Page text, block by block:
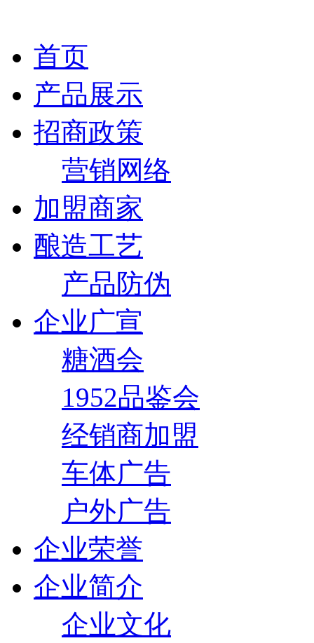
首页
产品展示
招商政策
营销网络
加盟商家
酿造工艺
产品防伪
企业广宣
糖酒会
1952品鉴会
经销商加盟
车体广告
户外广告
企业荣誉
企业简介
企业文化